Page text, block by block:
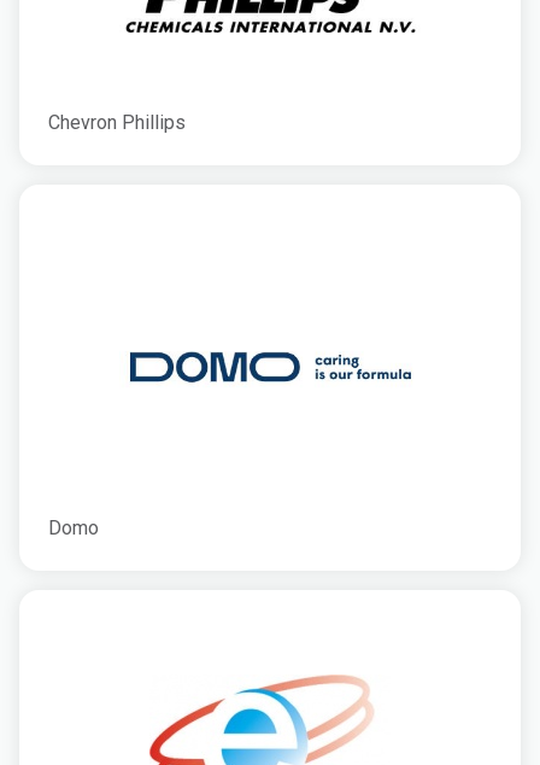
Chevron Phillips
Domo